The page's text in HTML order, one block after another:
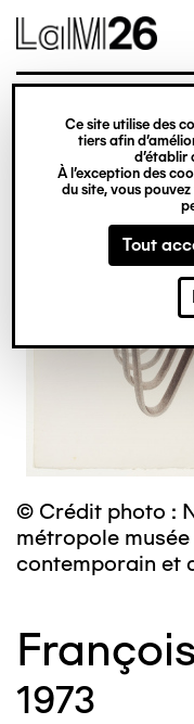
Gestion des cookies
Ce site utilise des
tiers afin
d’établir
À l’exception des
du site, vous
Tout
contenu
© Crédit photo :
métropole musée
contemporain et
1973